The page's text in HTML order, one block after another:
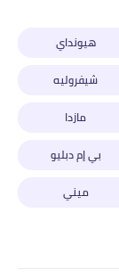
هيونداي
شيفروليه
مازدا
بي إم دبليو
ميني